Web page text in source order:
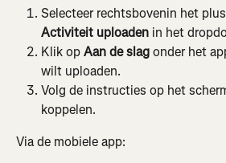
Selecteer rechtsbovenin het
Activiteit uploaden in het
Klik op Aan de slag onder het
wilt uploaden.
Volg de instructies op het
koppelen.
Via de mobiele app: